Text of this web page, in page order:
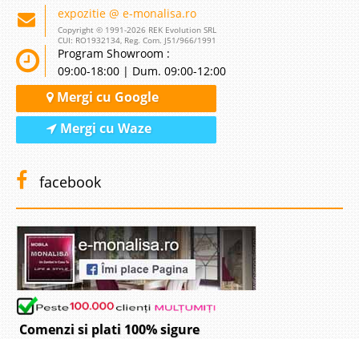
expozitie @ e-monalisa.ro
Copyright © 1991-2026 REK Evolution SRL
CUI: RO1932134, Reg. Com. J51/966/1991
Program Showroom :
09:00-18:00 | Dum. 09:00-12:00
Mergi cu Google
Mergi cu Waze
facebook
Comenzi si plati 100% sigure